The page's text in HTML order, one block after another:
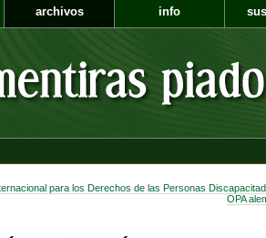
archivos info
para los Derechos de las Personas
OPA